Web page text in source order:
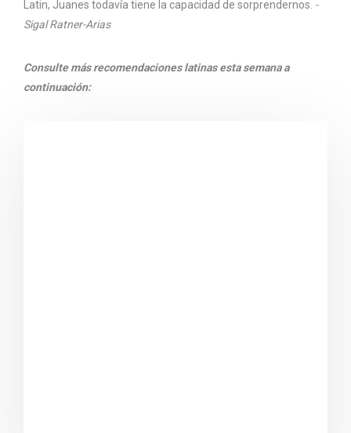
Latin, Juanes todavía tiene la capacidad de sorprendernos. -
Sigal Ratner-Arias
Consulte más recomendaciones latinas esta semana a
continuación: